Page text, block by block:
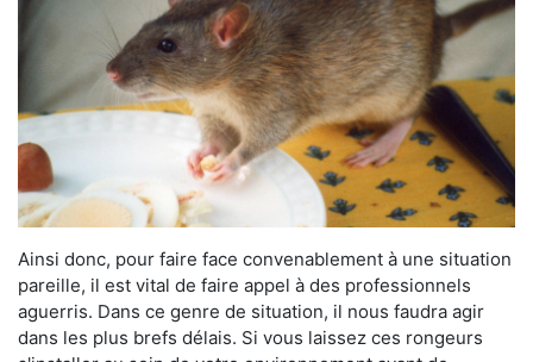
Ainsi donc, pour faire face convenablement à une situation
pareille, il est vital de faire appel à des professionnels
aguerris. Dans ce genre de situation, il nous faudra agir
dans les plus brefs délais. Si vous laissez ces rongeurs